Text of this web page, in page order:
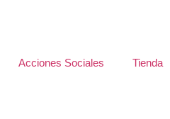
Acciones Sociales Tienda